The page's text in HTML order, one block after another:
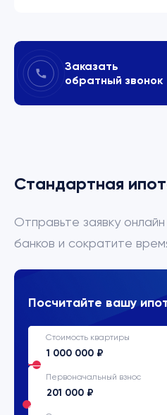
Заказать
обратный звонок
Стандартная
Отправьте заявку
банков и сократите
Посчитайте вашу
Стоимость квартиры
Первоначальный взнос